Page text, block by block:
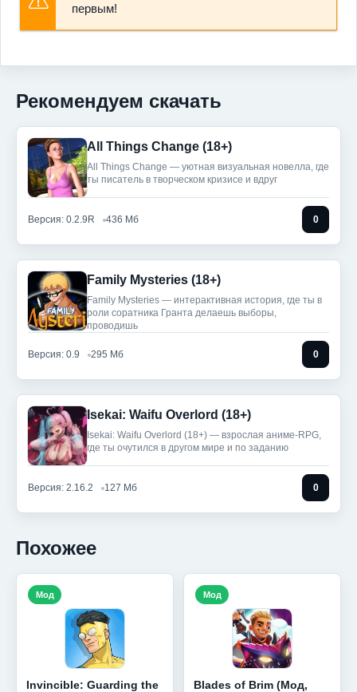
первым!
Рекомендуем скачать
All Things Change (18+)
All Things Change — уютная визуальная новелла, где
ты писатель в творческом кризисе и вдруг
Версия: 0.2.9R 436 Мб 0
Family Mysteries (18+)
Family Mysteries — интерактивная история, где ты в
роли соратника Гранта делаешь выборы,
проводишь
Версия: 0.9 295 Мб 0
Isekai: Waifu Overlord (18+)
Isekai: Waifu Overlord (18+) — взрослая аниме-RPG,
где ты очутился в другом мире и по заданию
Версия: 2.16.2 127 Мб 0
Похожее
Invincible: Guarding the
Мод
Blades of Brim (Мод,
Мод